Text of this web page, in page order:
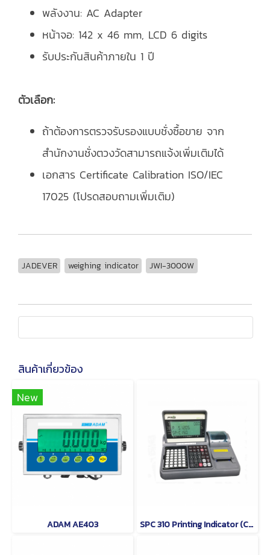
พลังงาน: AC Adapter
หน้าจอ: 142 x 46 mm, LCD 6 digits
รับประกันสินค้าภายใน 1 ปี
ตัวเลือก:
ถ้าต้องการตรวจรับรองแบบชั่งซื้อขาย จาก
สำนักงานชั่งตวงวัดสามารถแจ้งเพิ่มเติมได้
เอกสาร Certificate Calibration ISO/IEC
17025 (โปรดสอบถามเพิ่มเติม)
JADEVER weighing indicator JWI-3000W
สินค้าเกี่ยวข้อง
New
ADAM AE403 SPC 310 Printing Indicator (Counting Indicator) PRIS